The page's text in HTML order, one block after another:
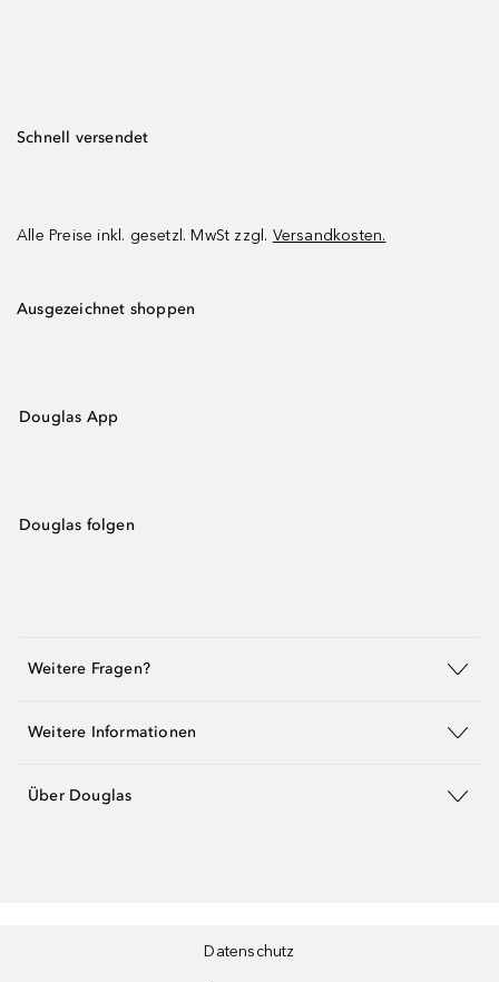
Schnell versendet
Alle Preise inkl. gesetzl. MwSt zzgl. Versandkosten.
Ausgezeichnet shoppen
Douglas App
Douglas folgen
Weitere Fragen?
Weitere Informationen
Über Douglas
Datenschutz